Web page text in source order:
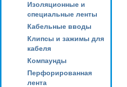
Изоляционные и
специальные ленты
Кабельные вводы
Клипсы и зажимы для
кабеля
Компаунды
Перфорированная
лента